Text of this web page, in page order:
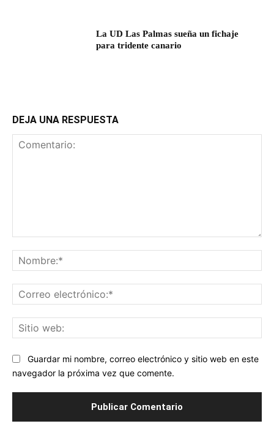
La UD Las Palmas sueña un fichaje
para tridente canario
DEJA UNA RESPUESTA
Guardar mi nombre, correo electrónico y sitio web en este
navegador la próxima vez que comente.